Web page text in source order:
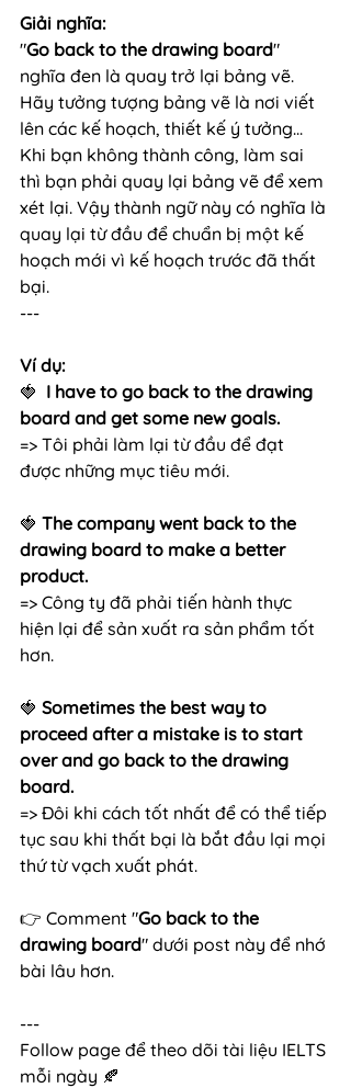
Giải nghĩa:
"Go back to the drawing board"
nghĩa đen là quay trở lại bảng vẽ.
Hãy tưởng tượng bảng vẽ là nơi viết
lên các kế hoạch, thiết kế ý tưởng...
Khi bạn không thành công, làm sai
thì bạn phải quay lại bảng vẽ để xem
xét lại. Vậy thành ngữ này có nghĩa là
quay lại từ đầu để chuẩn bị một kế
hoạch mới vì kế hoạch trước đã thất
bại.
---
Ví dụ:
🍓 I have to go back to the drawing
board and get some new goals.
=> Tôi phải làm lại từ đầu để đạt
được những mục tiêu mới.
🍓 The company went back to the
drawing board to make a better
product.
=> Công ty đã phải tiến hành thực
hiện lại để sản xuất ra sản phẩm tốt
hơn.
🍓 Sometimes the best way to
proceed after a mistake is to start
over and go back to the drawing
board.
=> Đôi khi cách tốt nhất để có thể tiếp
tục sau khi thất bại là bắt đầu lại mọi
thứ từ vạch xuất phát.
👉 Comment "Go back to the
drawing board" dưới post này để nhớ
bài lâu hơn.
---
Follow page để theo dõi tài liệu IELTS
mỗi ngày 🍂